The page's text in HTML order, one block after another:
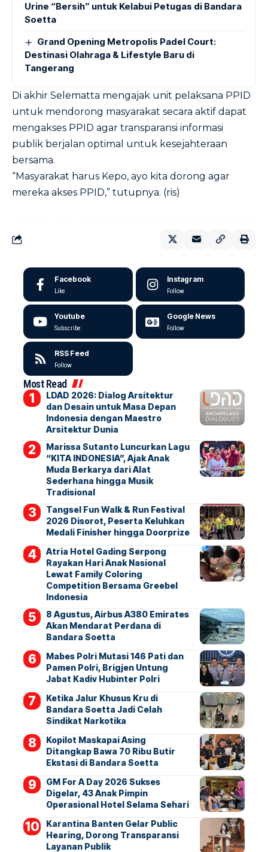
Urine “Bersih” untuk Kelabui Petugas di Bandara
Soetta
Grand Opening Metropolis Padel Court:
Destinasi Olahraga & Lifestyle Baru di
Tangerang
Di akhir Selematta mengajak unit pelaksana PPID
untuk mendorong masyarakat secara aktif dapat
mengakses PPID agar transparansi informasi
publik berjalan optimal untuk kesejahteraan
bersama.
“Masyarakat harus Kepo, ayo kita dorong agar
mereka akses PPID,” tutupnya. (ris)
Facebook
Like
Instagram
Follow
Youtube
Subscribe
Google News
Follow
RSS Feed
Follow
Most Read
LDAD 2026: Dialog Arsitektur
dan Desain untuk Masa Depan
Indonesia dengan Maestro
Arsitektur Dunia
Marissa Sutanto Luncurkan Lagu
“KITA INDONESIA”, Ajak Anak
Muda Berkarya dari Alat
Sederhana hingga Musik
Tradisional
Tangsel Fun Walk & Run Festival
2026 Disorot, Peserta Keluhkan
Medali Finisher hingga Doorprize
Atria Hotel Gading Serpong
Rayakan Hari Anak Nasional
Lewat Family Coloring
Competition Bersama Greebel
Indonesia
8 Agustus, Airbus A380 Emirates
Akan Mendarat Perdana di
Bandara Soetta
Mabes Polri Mutasi 146 Pati dan
Pamen Polri, Brigjen Untung
Jabat Kadiv Hubinter Polri
Ketika Jalur Khusus Kru di
Bandara Soetta Jadi Celah
Sindikat Narkotika
Kopilot Maskapai Asing
Ditangkap Bawa 70 Ribu Butir
Ekstasi di Bandara Soetta
GM For A Day 2026 Sukses
Digelar, 43 Anak Pimpin
Operasional Hotel Selama Sehari
Karantina Banten Gelar Public
Hearing, Dorong Transparansi
Layanan Publik